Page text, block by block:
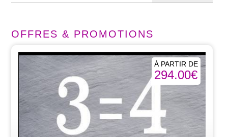
OFFRES & PROMOTIONS
À PARTIR DE
294.00€